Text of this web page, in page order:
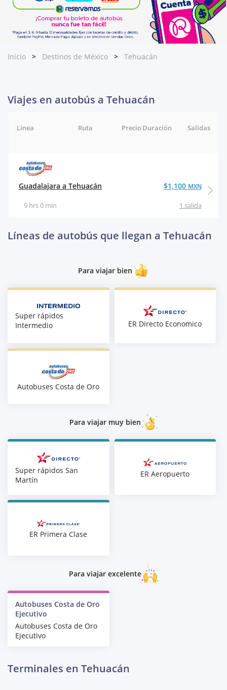
Inicio Destinos de México Tehuacán
Viajes en autobús a Tehuacán
Línea Ruta Salidas
Duración
Precio
Guadalajara a Tehuacán
1 salida
9 hrs 0 min
$1,100 MXN
Líneas de autobús que llegan a Tehuacán
Para viajar bien
Super rápidos
Intermedio
ER Directo Economico
Autobuses Costa de Oro
Para viajar muy bien
Super rápidos San
Martín
ER Aeropuerto
ER Primera Clase
Para viajar excelente
Autobuses Costa de Oro
Ejecutivo
Autobuses Costa de Oro
Ejecutivo
Terminales en Tehuacán